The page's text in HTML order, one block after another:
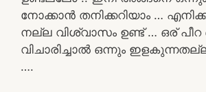
നോക്കാൻ തനിക്കറിയാം …
നല്ല വിശ്വാസം ഉണ്ട് … ഒര്
വിചാരിച്ചാൽ ഒന്നും
….